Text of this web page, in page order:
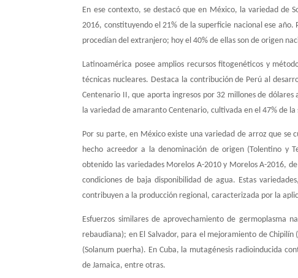
En ese contexto, se destacó que en México, la variedad de
2016, constituyendo el 21% de la superficie nacional ese
procedían del extranjero; hoy el 40% de ellas son de origen
Latinoamérica posee amplios recursos fitogenéticos y
técnicas nucleares. Destaca la contribución de Perú al
Centenario II, que aporta ingresos por 32 millones de dólares
la variedad de amaranto Centenario, cultivada en el 47% de
Por su parte, en México existe una variedad de arroz que se
hecho acreedor a la denominación de origen (Tolentino y
obtenido las variedades Morelos A-2010 y Morelos A-2016,
condiciones de baja disponibilidad de agua. Estas
contribuyen a la producción regional, caracterizada por la
Esfuerzos similares de aprovechamiento de germoplasma
rebaudiana); en El Salvador, para el mejoramiento de
(Solanum puerha). En Cuba, la mutagénesis radioinducida
de Jamaica, entre otras.